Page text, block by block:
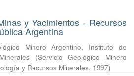
y Yacimientos - Recursos
Argentina
Minero Argentino. Instituto de
(Servicio Geológico Minero
y Recursos Minerales, 1997)